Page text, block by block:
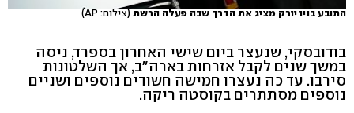
התובע בניו יורק מציג את הדרך שבה פעלה הרשת (צילום: AP)
בודובסקי, שנעצר ביום שישי האחרון בספרד, ניסה
במשך שנים לקבל אזרחות בארה"ב, אך השלטונות
סירבו. עד כה נעצרו חמישה חשודים נוספים ושניים
נוספים מסתתרים בקוסטה ריקה.